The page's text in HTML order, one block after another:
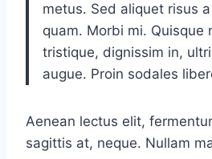
metus. Sed aliquet risus
quam. Morbi mi. Quisque
tristique, dignissim in,
augue. Proin sodales
Aenean lectus elit,
sagittis at, neque. Nullam